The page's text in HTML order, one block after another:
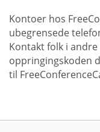
Kontoer hos
ubegrensede
Kontakt folk i
oppringingskoden
til